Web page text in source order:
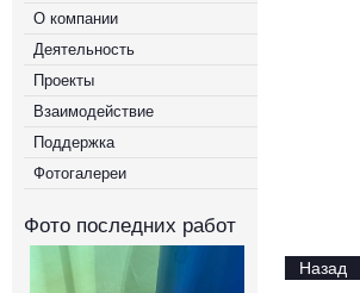
О компании
Деятельность
Проекты
Взаимодействие
Поддержка
Фотогалереи
Фото последних работ
Назад